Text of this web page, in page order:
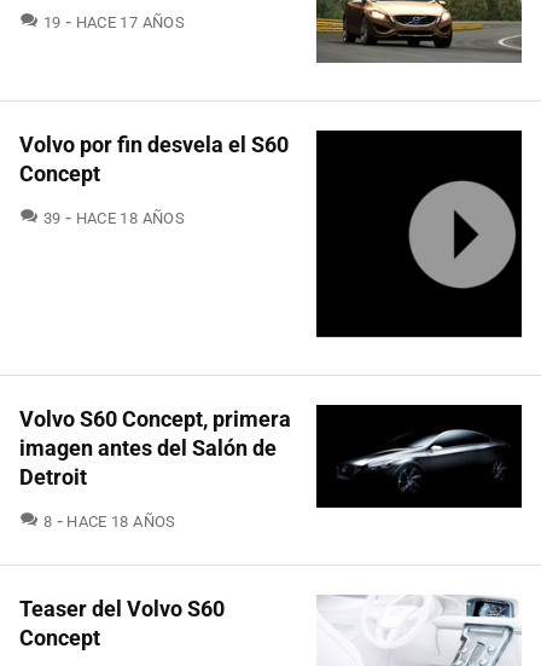
19 COMENTARIOS
HACE 17 AÑOS
Volvo por fin desvela el S60
Concept
39 COMENTARIOS
HACE 18 AÑOS
Volvo S60 Concept, primera
imagen antes del Salón de
Detroit
8 COMENTARIOS
HACE 18 AÑOS
Teaser del Volvo S60
Concept